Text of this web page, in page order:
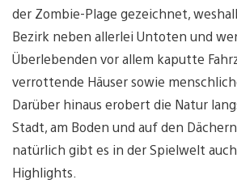
der Zombie-Plage gezeichnet,
Bezirk neben allerlei Untoten und
Überlebenden vor allem kaputte
verrottende Häuser sowie
Darüber hinaus erobert die Natur
Stadt, am Boden und auf den
natürlich gibt es in der Spielwelt
Highlights.